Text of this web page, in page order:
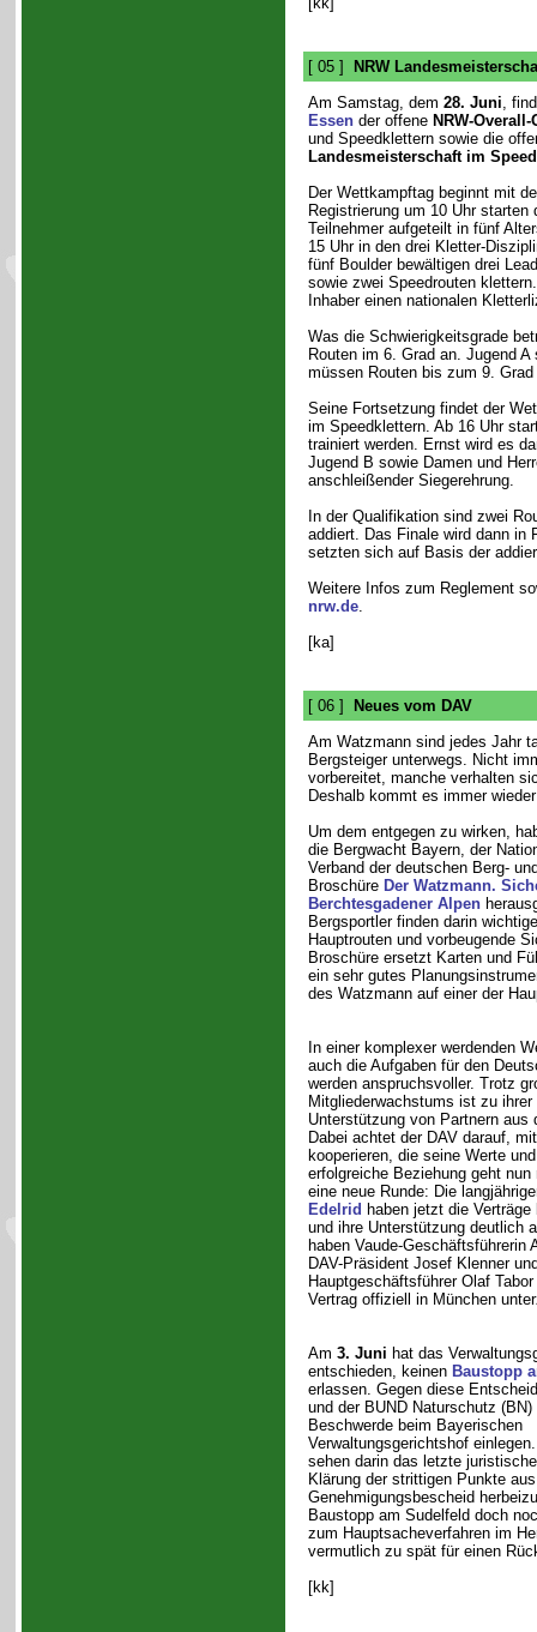
[ 05 ]
NRW
Am Samstag, dem 28. Juni,
Essender offene NRW-Overall-
und Speedklettern sowie die
Landesmeisterschaft im
Der Wettkampftag beginnt mit
Registrierung um 10 Uhr starten
Teilnehmer aufgeteilt in fünf
15 Uhr in den drei Kletter-
fünf Boulder bewältigen drei
sowie zwei Speedrouten
Inhaber einen nationalen
Was die Schwierigkeitsgrade
Routen im 6. Grad an. Jugend A
müssen Routen bis zum 9.
Seine Fortsetzung findet der
im Speedklettern. Ab 16 Uhr
trainiert werden. Ernst wird es
Jugend B sowie Damen und
anschleißender Siegerehrung.
In der Qualifikation sind zwei
addiert. Das Finale wird dann in
setzten sich auf Basis der
Weitere Infos zum Reglement
nrw.de.
[ka]
[ 06 ]
Neues vom DAV
Am Watzmann sind jedes Jahr
Bergsteiger unterwegs. Nicht
vorbereitet, manche verhalten
Deshalb kommt es immer
Um dem entgegen zu wirken,
die Bergwacht Bayern, der
Verband der deutschen Berg-
Broschüre Der Watzmann.
Berchtesgadener Alpen
Bergsportler finden darin
Hauptrouten und vorbeugende
Broschüre ersetzt Karten und
ein sehr gutes
des Watzmann auf einer der
In einer komplexer werdenden
auch die Aufgaben für den
werden anspruchsvoller. Trotz
Mitgliederwachstums ist zu ihrer
Unterstützung von Partnern aus
Dabei achtet der DAV darauf,
kooperieren, die seine Werte
erfolgreiche Beziehung geht
eine neue Runde: Die
Edelrid haben jetzt die
und ihre Unterstützung deutlich
haben Vaude-Geschäftsführerin
DAV-Präsident Josef Klenner
Hauptgeschäftsführer Olaf
Vertrag offiziell in München
Am 3. Juni hat das
entschieden, keinen Baustopp
erlassen. Gegen diese
und der BUND Naturschutz (BN)
Beschwerde beim Bayerischen
Verwaltungsgerichtshof
sehen darin das letzte
Klärung der strittigen Punkte
Genehmigungsbescheid
Baustopp am Sudelfeld doch
zum Hauptsacheverfahren im
vermutlich zu spät für einen
[kk]